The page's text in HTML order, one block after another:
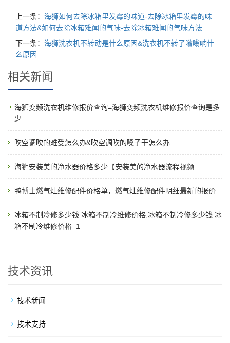
上一条： 海狮如何去除冰箱里发霉的味道-去除冰箱里发霉的味
道方法&如何去除冰箱难闻的气味-去除冰箱难闻的气味方法
下一条： 海狮洗衣机不转动是什么原因&洗衣机不转了嗡嗡响什
么原因
相关新闻
海狮变频洗衣机维修报价查询=海狮变频洗衣机维修报价查询是多
少
吹空调吹的难受怎么办&吹空调吹的嗓子干怎么办
海狮安装美的净水器价格多少【安装美的净水器流程视频
鸭博士燃气灶维修配件价格单，燃气灶维修配件明细最新的报价
冰箱不制冷修多少钱 冰箱不制冷维修价格,冰箱不制冷修多少钱 冰
箱不制冷维修价格_1
技术资讯
技术新闻
技术支持